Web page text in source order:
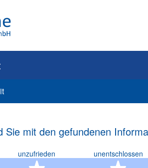
Sie mit den gefundenen
unzufrieden unentschlossen